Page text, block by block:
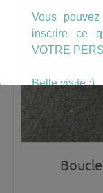
Vous
inscrire ce
VOTRE
Belle visite :)